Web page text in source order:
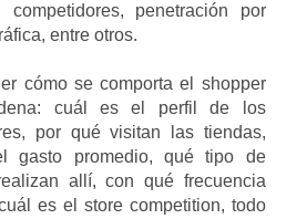
penetración por
entre otros.
cómo se comporta el shopper
cuál es el perfil de los
por qué visitan las tiendas,
gasto promedio, qué tipo de
allí, con qué frecuencia
es el store competition, todo